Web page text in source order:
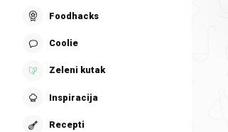
Foodhacks
Coolie
Zeleni kutak
Inspiracija
Recepti